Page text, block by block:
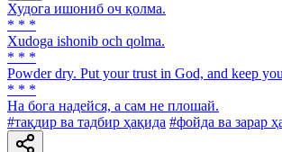
Худога ишониб оч қолма.
* * *
Xudoga ishonib och qolma.
* * *
Powder dry. Put your trust in God, and keep
* * *
На бога надейся, а сам не плошай.
#тақдир ва тадбир ҳақида #фойда ва зарар